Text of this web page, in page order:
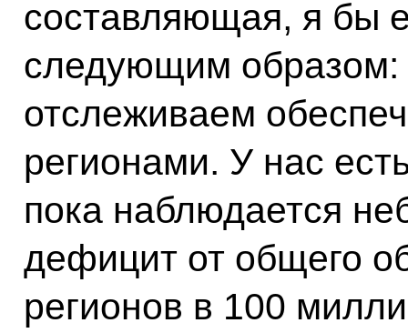
составляющая, я бы
следующим образом:
отслеживаем
регионами. У нас
пока наблюдается
дефицит от общего
регионов в 100